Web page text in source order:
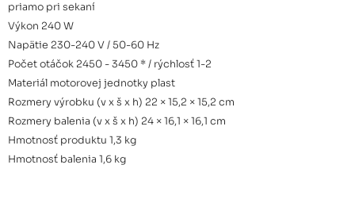
priamo pri sekaní
Výkon 240 W
Napätie 230-240 V / 50-60 Hz
Počet otáčok 2450 - 3450 * / rýchlosť 1-2
Materiál motorovej jednotky plast
Rozmery výrobku (v x š x h) 22 × 15,2 × 15,2 cm
Rozmery balenia (v x š x h) 24 × 16,1 × 16,1 cm
Hmotnosť produktu 1,3 kg
Hmotnosť balenia 1,6 kg